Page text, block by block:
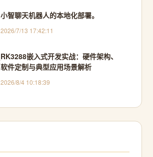
小智聊天机器人的本地化部署。
2026/7/13 17:42:11
RK3288嵌入式开发实战：硬件架构、
软件定制与典型应用场景解析
2026/8/4 10:18:39